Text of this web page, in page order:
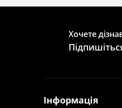
Хочете
Інформація